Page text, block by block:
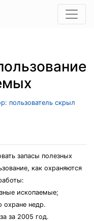
пользователь скрыл
запасы полезных
как охраняются
ископаемые;
охране недр.
за 2005 год.